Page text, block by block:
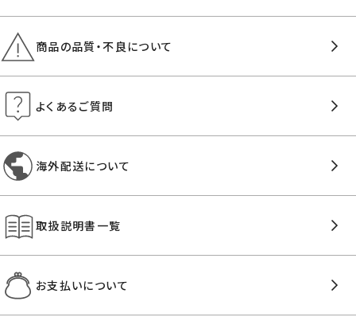
商品の品質・不良について
よくあるご質問
海外配送について
取扱説明書一覧
お支払いについて